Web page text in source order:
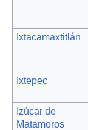
Ixtacamaxtitlán
Ixtepec
Izúcar de
Matamoros